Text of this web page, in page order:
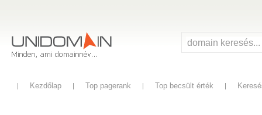
Kezdőlap Top pagerank Top becsült érték